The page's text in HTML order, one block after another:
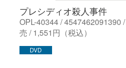
プレシディオ殺人事件
OPL-40344 / 4547462091390
売 / 1,551円（税込）
DVD